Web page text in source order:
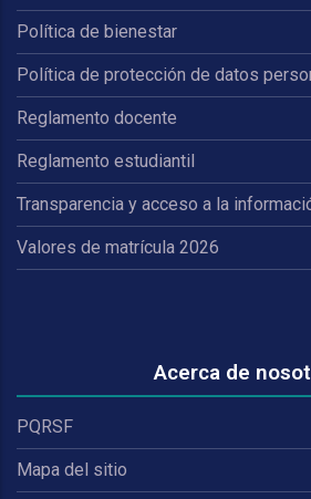
Política de bienestar
Política de protección de datos
Reglamento docente
Reglamento estudiantil
Transparencia y acceso a la
Valores de matrícula 2026
Acerca de
PQRSF
Mapa del sitio